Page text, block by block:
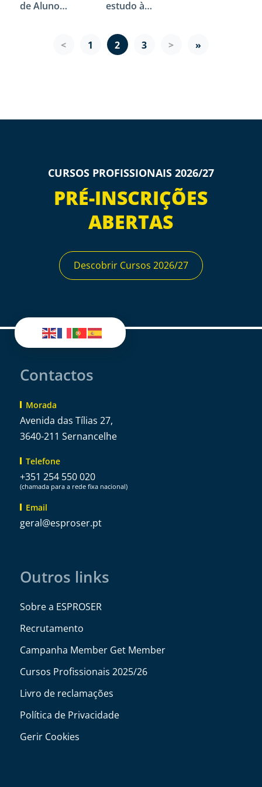
de Alunos
estudo à
m no
< 1 2 3 > »
CURSOS PROFISSIONAIS 2026/27
PRÉ-INSCRIÇÕES
ABERTAS
Descobrir Cursos 2026/27
Contactos
Morada
Avenida das Tílias 27,
3640-211 Sernancelhe
Telefone
+351 254 550 020
(chamada para a rede fixa nacional)
Email
tp.resorpse
@lareg
Outros links
Sobre a ESPROSER
Recrutamento
Campanha Member Get Member
Cursos Profissionais 2025/26
Livro de reclamações
Política de Privacidade
Gerir Cookies